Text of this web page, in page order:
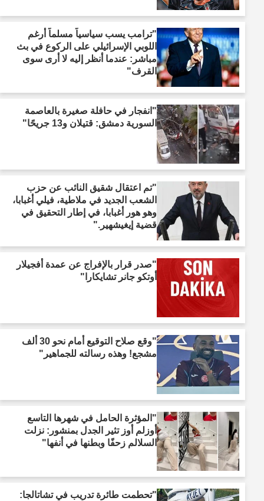
"ترامب يسب سياسياً مسلماً أرغم
اللوبي الإسرائيلي على الركوع في بث
مباشر: عندما أنظر إليه لا أرى سوى
القرف"
"انفجار في حافلة صغيرة بالعاصمة
السورية دمشق: قتيلان و13 جريحًا"
"تم اعتقال شقيق النائب عن حزب
الشعب الجديد في ملاطية، فيلي أغبابا،
وهو هور أغبابا، في إطار التحقيق في
قضية إيغيشهير."
"صدر قرار بالإفراج عن عمدة أفجيلار
أوتكو جانر تشايكارا"
"وقع صلاح التوقيع أمام نحو 30 ألف
مشجع! وهذه رسالته للجماهير"
"المؤثرة الحامل في شهرها التاسع
أوزلم أوز تثير الجدل بمنشور: نزلت
السلالم زحفًا وبطنها في أنفها"
"تحطمت طائرة تدريب في تشاتالجا: